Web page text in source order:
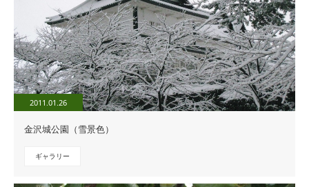
2011.01.26
金沢城公園（雪景色）
ギャラリー